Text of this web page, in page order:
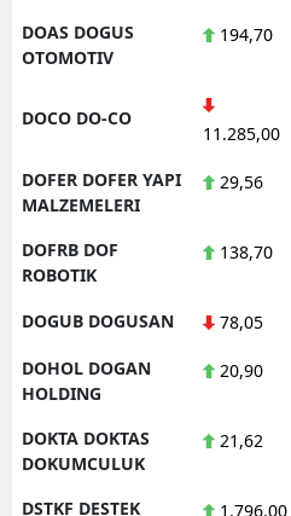
DOAS DOGUS
OTOMOTIV
194,70
DOCO DO-CO
11.285,00
DOFER DOFER YAPI
MALZEMELERI
29,56
DOFRB DOF
ROBOTIK
138,70
DOGUB DOGUSAN 78,05
DOHOL DOGAN
HOLDING
20,90
DOKTA DOKTAS
DOKUMCULUK
21,62
DSTKF DESTEK 1.796,00